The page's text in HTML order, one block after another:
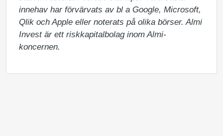
innehav har förvärvats av bl a Google, Microsoft,
Qlik och Apple eller noterats på olika börser. Almi
Invest är ett riskkapitalbolag inom Almi-
koncernen.